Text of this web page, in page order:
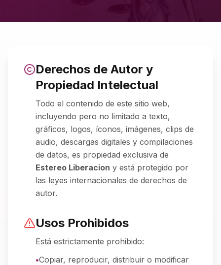
Derechos de Autor y
Propiedad Intelectual
Todo el contenido de este sitio web,
incluyendo pero no limitado a texto,
gráficos, logos, íconos, imágenes, clips de
audio, descargas digitales y compilaciones
de datos, es propiedad exclusiva de
Estereo Liberacion y está protegido por
las leyes internacionales de derechos de
autor.
Usos Prohibidos
Está estrictamente prohibido:
•Copiar, reproducir, distribuir o modificar